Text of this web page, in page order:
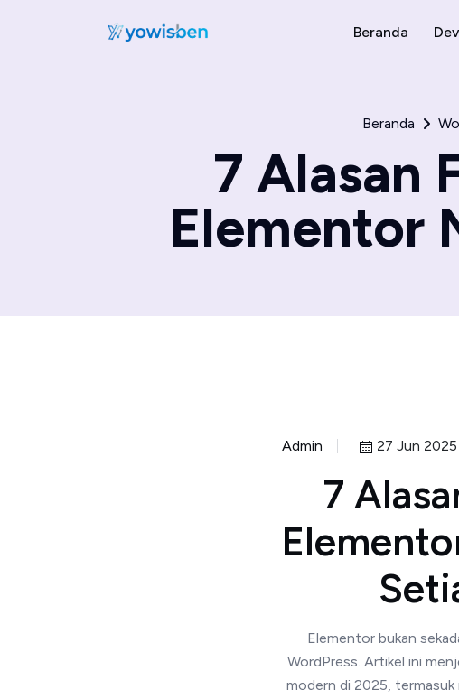
Beranda
Beranda
7 Alasan
Elementor
Admin 27 Jun 2025
7
Elementor bukan
WordPress. Artikel ini
modern di 2025,